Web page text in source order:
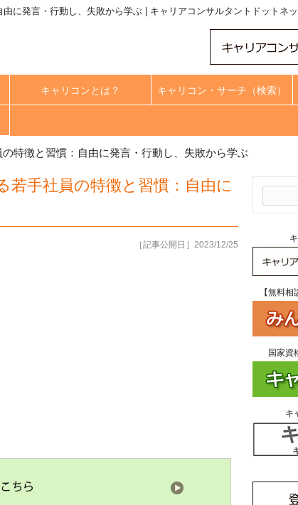
に発言・行動し、失敗から学ぶ | キャリアコンサルタントドットネッ
キャリコンとは？ キャリコン・サーチ（検索）
特徴と習慣：自由に発言・行動し、失敗から学ぶ
若手社員の特徴と習慣：自由に
［記事公開日］2023/12/25
【無料
国家資
キ